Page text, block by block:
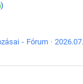
)
- Fórum ·